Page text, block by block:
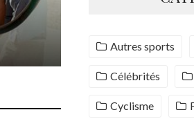
Autres sports
Célébrités
Cyclisme